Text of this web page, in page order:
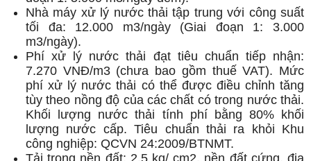
Nhà máy xử lý nước thải tập trung với công suất
tối đa: 12.000 m3/ngày (Giai đoạn 1: 3.000
m3/ngày).
Phí xử lý nước thải đạt tiêu chuẩn tiếp nhận:
7.270 VNĐ/m3 (chưa bao gồm thuế VAT). Mức
phí xử lý nước thải có thể được điều chỉnh tăng
tùy theo nồng độ của các chất có trong nước thải.
Khối lượng nước thải tính phí bằng 80% khối
lượng nước cấp. Tiêu chuẩn thải ra khỏi Khu
công nghiệp: QCVN 24:2009/BTNMT.